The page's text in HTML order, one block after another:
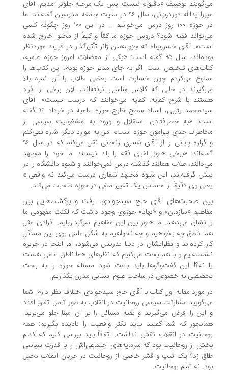
توصیف «دقیق» نیست! پس یک مرحله جلوتر آمدیم. آقای
میرزا یدالله دوزدوزانی، سال ۹۶ در سایت جامعه مدرسین گفته‌اند: ما
در حوزه ۱۰۰ روز درس می‌خوانیم .. در این ۱۰۰ روز چگونه کسی
فقیه شود؟ دروس حوزه ما کمّاً و کیفاً از محتوا خارج شده
آقای خسروپناه که جزو همان ژانر تأثیرگذار در فرایند موردنظر
بوده‌اند، سال ۹۵ گفته است: «یکی از معضلات امروز حوزه علمیه،
تلخیص است. اگر به جای مدیر حوزه بودم، این کتاب‌ها را
می‌کردم چون خسارت است بعضی طلاب با آن نمره بالا
در حالی که کلاس‌ مناسبی نرفته‌اند، الان برخی از افراد
با شرح کفایه، کفایه می‌خوانند که درست نیست». آقای
سیدمحمد یثربی، استاد سطح خارج حوزه علمیه در خرداد ۹۶ گفته
«به خطرافتادن استقلال و ورود به مشغولیت سیاسی از
جدی پیرامون حوزه است». من به موارد دیگر اشاره نمی‌کنم
و گزاره پایانی را از آقای شبیری زنجانی نقل می‌کنم که در سال ۹۶
«برخی هنوز الفبای فقه را بلد نیستند اما خود را مجتهد
طلاب همانند گذشته درس نمی‌خوانند و شیوه دانشگاه را در
گرفته‌اند، این شیوه مجتهد شعاری درست می‌کند نه واقعی.»
وی دقیقاً از احساس یک تغییر منفی در حوزه صحبت می‌کند.
صحبت‌های آقای حاج سیدجوادی، رفت و برگشت‌هایی بین
«سازمان» و «نهاد» حوزوی وجود داشت که لکنت مفهومی ما
نشان می‌دهد. ما هنوز بین این مفاهیم سرگردان‌ایم. افرادی مثل
ناطق چه بخواهیم و چه نخواهیم به شکل علمی روی این مسائل
کرده‌اند و نظراتشان در دنیا تدریس می‌شود، اما اینجا در جزیره
و با هم بحث می‌کنیم که نظرهای هما ناطق علمی هست
نه؟! این گفت‌وگوها باید باعث شود مسئله حوزه را به بحث
به خصوص در ساحت علوم انسانی مدرن بگذاریم.
مورد مقاله اول کتاب با آقای حاج سیدجوادی اختلاف نظر دارم. شما
مشارکت سیاسی روحانیت در انقلاب به طور کامل اتفاق افتاد
را فرض می‌گیرید و بقیه مسائل را بر آن مبنا جلو می‌برید.
که شما گفتید نباید تکثر واقعیت را نادیده بگیریم: همه
در انقلاب نقش نداشت. اتفاقاً باید بررسی کنیم که کدام
از روحانیت بود که سرمایه‌های اجتماعی‌اش را با قدرت سیاسی
زد؟ یک تیپ و قشر خاصی از روحانیت در جریان انقلاب دخیل
نه تمام روحانیت.